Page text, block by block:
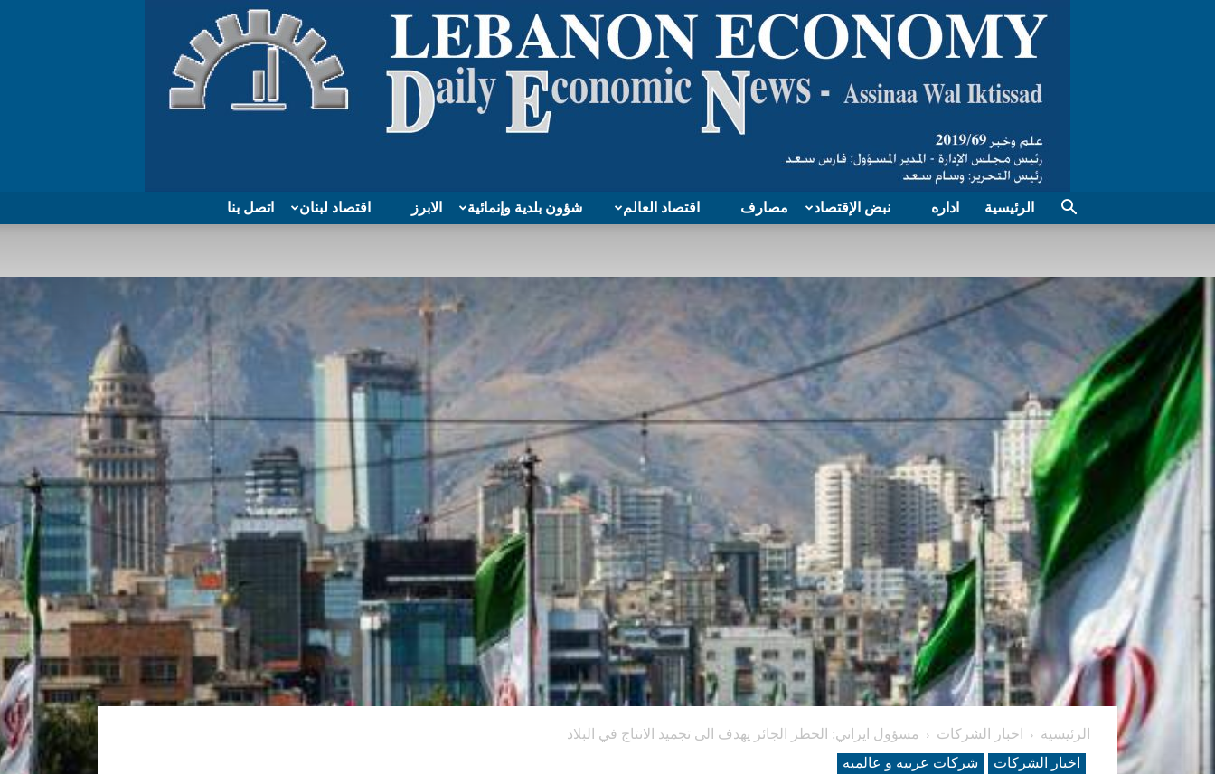
Economy
اتصل بنا اقتصاد لبنان الابرز شؤون بلدية وإنمائية اقتصاد العالم مصارف نبض الإقتصاد اداره الرئيسية
الرئيسية اخبار الشركات
مسؤول ايراني: الحظر الجائر یهدف الى تجمید الانتاج في البلاد
اخبار الشركات
شرکات عربیه و عالمیه